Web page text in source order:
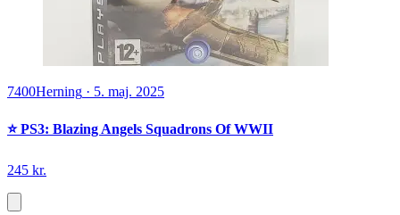
7400Herning · 5. maj. 2025
⭐️ PS3: Blazing Angels Squadrons Of WWII
245 kr.